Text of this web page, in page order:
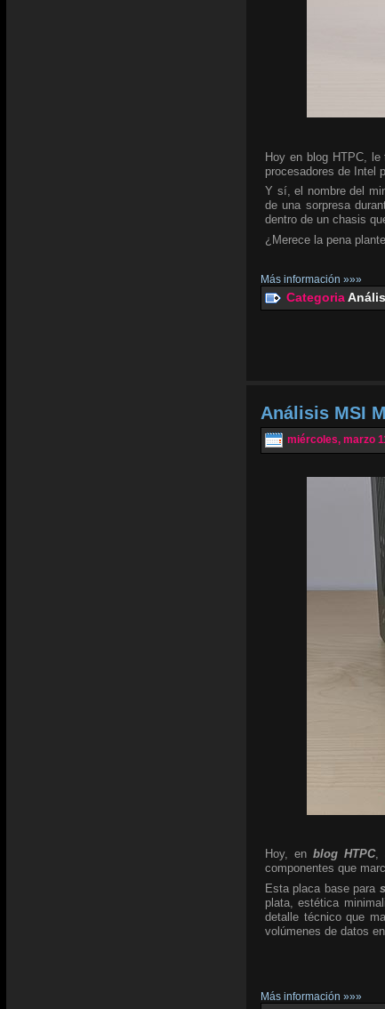
Hoy en blog HTPC,
procesadores de Intel
Y sí, el nombre del
de una sorpresa
dentro de un chasis
¿Merece la pena
Más información »»»
Categoria
Análisis MSI
miércoles, marzo
Hoy, enblog HTPC,
componentes que
Esta placa base para
plata, estética
detalle técnico que
volúmenes de datos
Más información »»»